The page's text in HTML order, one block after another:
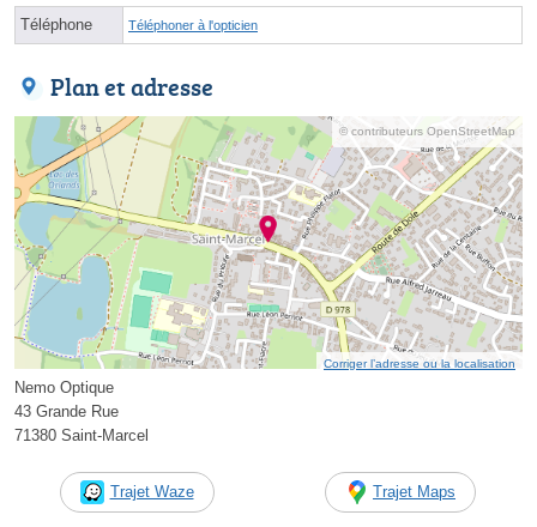
Téléphone Téléphoner à l'opticien
Plan et adresse
© contributeurs OpenStreetMap
Corriger l’adresse ou la localisation
Nemo Optique
43 Grande Rue
71380 Saint-Marcel
Trajet Waze Trajet Maps